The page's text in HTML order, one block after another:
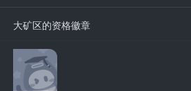
大矿区的资格徽章